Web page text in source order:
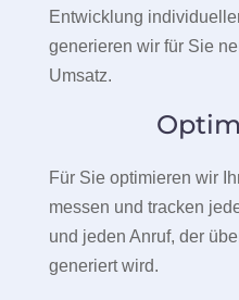
Entwicklung
generieren wir für Sie
Umsatz.
Für Sie optimieren wir
messen und tracken
und jeden Anruf, der
generiert wird.